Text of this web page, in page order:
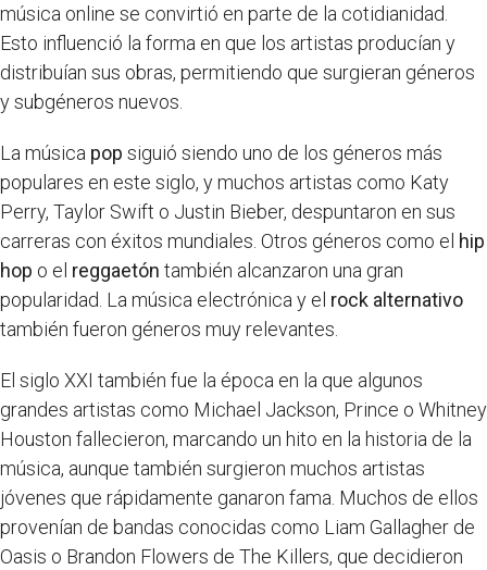
música online se convirtió en parte de la cotidianidad.
Esto influenció la forma en que los artistas producían y
distribuían sus obras, permitiendo que surgieran géneros
y subgéneros nuevos.
La música pop siguió siendo uno de los géneros más
populares en este siglo, y muchos artistas como Katy
Perry, Taylor Swift o Justin Bieber, despuntaron en sus
carreras con éxitos mundiales. Otros géneros como el hip
hop o el reggaetón también alcanzaron una gran
popularidad. La música electrónica y el rock alternativo
también fueron géneros muy relevantes.
El siglo XXI también fue la época en la que algunos
grandes artistas como Michael Jackson, Prince o Whitney
Houston fallecieron, marcando un hito en la historia de la
música, aunque también surgieron muchos artistas
jóvenes que rápidamente ganaron fama. Muchos de ellos
provenían de bandas conocidas como Liam Gallagher de
Oasis o Brandon Flowers de The Killers, que decidieron